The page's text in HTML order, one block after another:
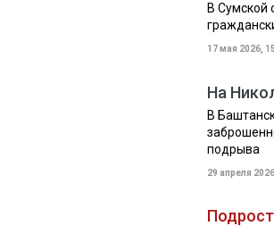
В Сумской
17 мая 2026,
На
В
подрыва
29 апреля